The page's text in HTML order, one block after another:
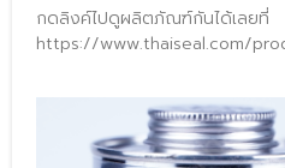
กดลิงค์ไปดูผลิตภัณฑ์กันได้เลยที่
https://www.thaiseal.com/